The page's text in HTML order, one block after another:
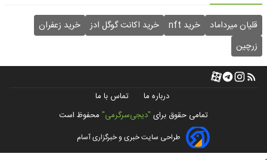
قلیان میرداماد خرید nft خرید اکانت گوگل ادز
خرید زعفران
زرچین
درباره ما
تماس با ما
تمامی حقوق برای "دیجی‌سرگرمی" محفوظ است
طراحی سایت خبری و خبرگزاری آسام